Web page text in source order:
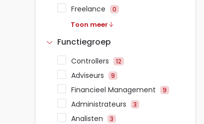
Freelance 0
Toon meer
Functiegroep
Controllers 12
Adviseurs 9
Financieel Management 9
Administrateurs 3
Analisten 3